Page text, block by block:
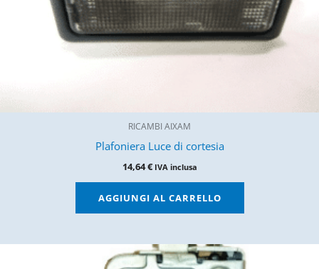
RICAMBI AIXAM
Plafoniera Luce di cortesia
14,64€ IVA inclusa
AGGIUNGI AL CARRELLO